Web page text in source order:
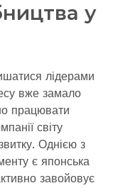
у
лідерами
вже замало
працювати
світу
Однією з
є японська
завойовує